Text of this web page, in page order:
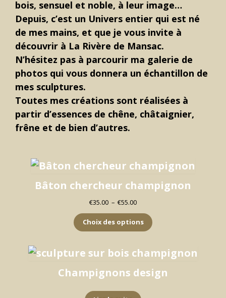
bois, sensuel et noble, à leur image…
Depuis, c’est un Univers entier qui est né
de mes mains, et que je vous invite à
découvrir à La Rivère de Mansac.
N’hésitez pas à parcourir ma galerie de
photos qui vous donnera un échantillon de
mes sculptures.
Toutes mes créations sont réalisées à
partir d’essences de chêne, châtaignier,
frêne et de bien d’autres.
Bâton chercheur champignon
€35.00 – €55.00Plage
prix :
€35.00
€55.00
Choix des options
Champignons design